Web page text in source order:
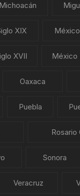
Michoacán
XIX
XVII México
Oaxaca
Puebla
Rosario
Sonora
Veracruz